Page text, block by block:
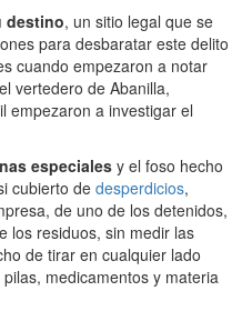
destino, un sitio legal que se
para desbaratar este delito
cuando empezaron a notar
vertedero de Abanilla,
empezaron a investigar el
especiales y el foso hecho
cubierto de desperdicios,
de uno de los detenidos,
los residuos, sin medir las
de tirar en cualquier lado
medicamentos y materia